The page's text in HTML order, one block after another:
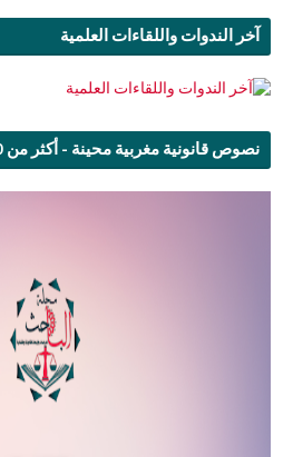
آخر الندوات واللقاءات العلمية
نصوص قانونية مغربية محينة - أكثر من 150 نص قانوني